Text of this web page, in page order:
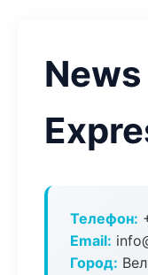
News
Телефон:
Email:
Город: